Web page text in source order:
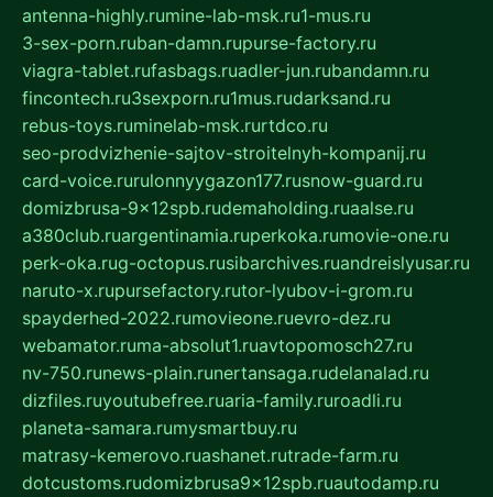
antenna-highly.rumine-lab-msk.ru1-mus.ru
3-sex-porn.ruban-damn.rupurse-factory.ru
viagra-tablet.rufasbags.ruadler-jun.rubandamn.ru
fincontech.ru3sexporn.ru1mus.rudarksand.ru
rebus-toys.ruminelab-msk.rurtdco.ru
seo-prodvizhenie-sajtov-stroitelnyh-kompanij.ru
card-voice.rurulonnyygazon177.rusnow-guard.ru
domizbrusa-9x12spb.rudemaholding.ruaalse.ru
a380club.ruargentinamia.ruperkoka.rumovie-one.ru
perk-oka.rug-octopus.rusibarchives.ruandreislyusar.ru
naruto-x.rupursefactory.rutor-lyubov-i-grom.ru
spayderhed-2022.rumovieone.ruevro-dez.ru
webamator.ruma-absolut1.ruavtopomosch27.ru
nv-750.runews-plain.runertansaga.rudelanalad.ru
dizfiles.ruyoutubefree.ruaria-family.ruroadli.ru
planeta-samara.rumysmartbuy.ru
matrasy-kemerovo.ruashanet.rutrade-farm.ru
dotcustoms.rudomizbrusa9x12spb.ruautodamp.ru